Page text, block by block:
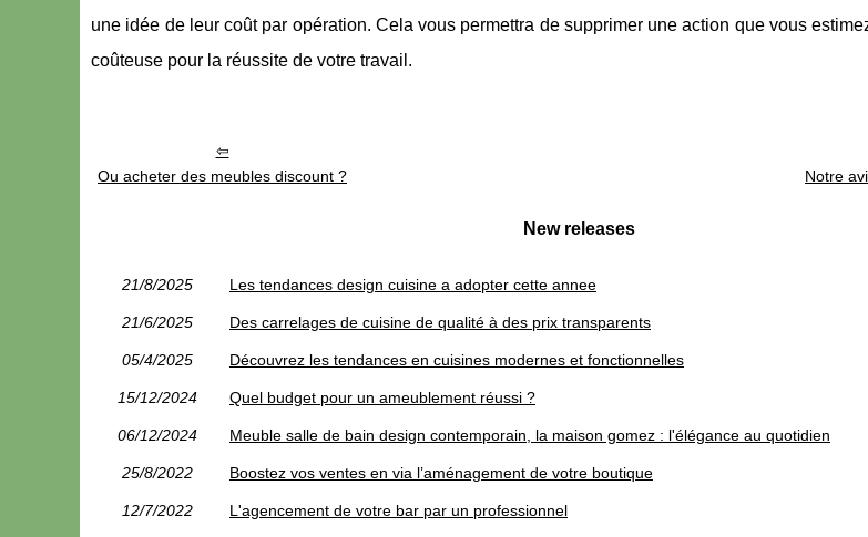
une idée de leur coût par opération. Cela vous permettra de supprimer une action que vous
coûteuse pour la réussite de votre travail.
Ou acheter des meubles discount ? Notre
New releases
21/8/2025 Les tendances design cuisine a adopter cette annee
21/6/2025 Des carrelages de cuisine de qualité à des prix transparents
05/4/2025 Découvrez les tendances en cuisines modernes et fonctionnelles
15/12/2024 Quel budget pour un ameublement réussi ?
06/12/2024 Meuble salle de bain design contemporain, la maison gomez : l'élégance au quotidien
25/8/2022 Boostez vos ventes en via l’aménagement de votre boutique
12/7/2022 L'agencement de votre bar par un professionnel